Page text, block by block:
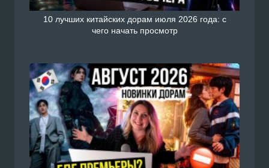
10 лучших китайских дорам июля 2026 года: с
чего начать просмотр